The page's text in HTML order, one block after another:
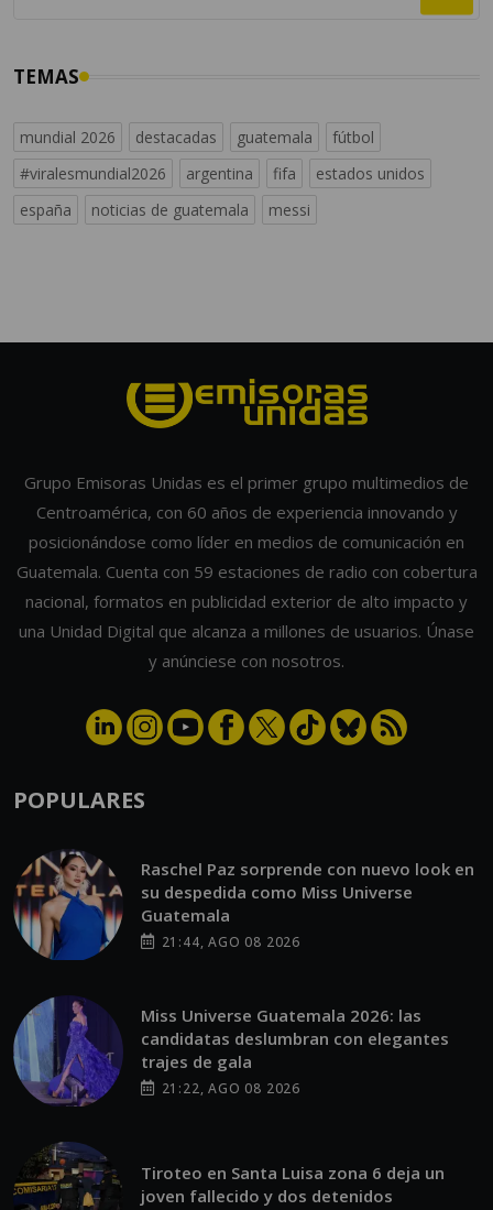
TEMAS
mundial 2026 destacadas guatemala
fútbol
#viralesmundial2026
argentina fifa
estados unidos
españa
noticias de guatemala messi
Grupo Emisoras Unidas es el primer grupo multimedios de
Centroamérica, con 60 años de experiencia innovando y
posicionándose como líder en medios de comunicación en
Guatemala. Cuenta con 59 estaciones de radio con cobertura
nacional, formatos en publicidad exterior de alto impacto y
una Unidad Digital que alcanza a millones de usuarios. Únase
y anúnciese con nosotros.
POPULARES
Raschel Paz sorprende con nuevo look en
su despedida como Miss Universe
Guatemala
21:44, AGO 08 2026
Miss Universe Guatemala 2026: las
candidatas deslumbran con elegantes
trajes de gala
21:22, AGO 08 2026
Tiroteo en Santa Luisa zona 6 deja un
joven fallecido y dos detenidos